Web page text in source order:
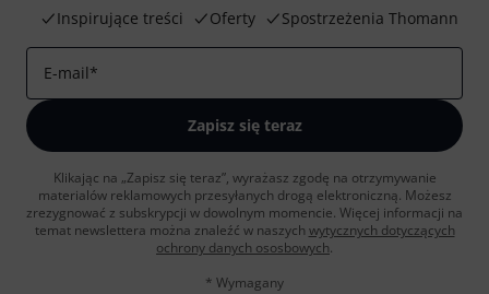
Inspirujące treści
Oferty Spostrzeżenia Thomann
E-mail*
Zapisz się teraz
Klikając na „Zapisz się teraz”, wyrażasz zgodę na otrzymywanie
materialów reklamowych przesyłanych drogą elektroniczną. Możesz
zrezygnować z subskrypcji w dowolnym momencie. Więcej informacji na
temat newslettera można znaleźć w naszych wytycznych dotyczących
ochrony danych ososbowych.
* Wymagany